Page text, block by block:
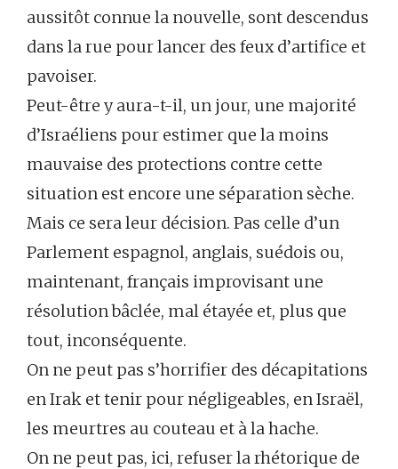
aussitôt connue la nouvelle, sont descendus
dans la rue pour lancer des feux d’artifice et
pavoiser.
Peut-être y aura-t-il, un jour, une majorité
d’Israéliens pour estimer que la moins
mauvaise des protections contre cette
situation est encore une séparation sèche.
Mais ce sera leur décision. Pas celle d’un
Parlement espagnol, anglais, suédois ou,
maintenant, français improvisant une
résolution bâclée, mal étayée et, plus que
tout, inconséquente.
On ne peut pas s’horrifier des décapitations
en Irak et tenir pour négligeables, en Israël,
les meurtres au couteau et à la hache.
On ne peut pas, ici, refuser la rhétorique de